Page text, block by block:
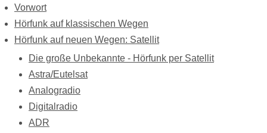
Vorwort
Hörfunk auf klassischen Wegen
Hörfunk auf neuen Wegen: Satellit
Die große Unbekannte - Hörfunk per Satellit
Astra/Eutelsat
Analogradio
Digitalradio
ADR